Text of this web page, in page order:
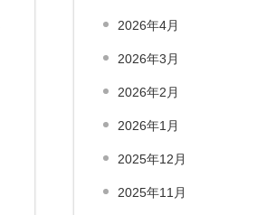
2026年4月
2026年3月
2026年2月
2026年1月
2025年12月
2025年11月